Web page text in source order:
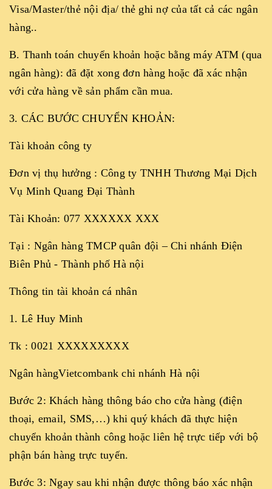
Visa/Master/thẻ nội địa/ thẻ ghi nợ của tất cả các ngân
hàng..
B. Thanh toán chuyển khoản hoặc bằng máy ATM (qua
ngân hàng): đã đặt xong đơn hàng hoặc đã xác nhận
với cửa hàng về sản phẩm cần mua.
3. CÁC BƯỚC CHUYỂN KHOẢN:
Tài khoản công ty
Đơn vị thụ hưởng : Công ty TNHH Thương Mại Dịch
Vụ Minh Quang Đại Thành
Tài Khoản: 077 XXXXXX XXX
Tại : Ngân hàng TMCP quân đội – Chi nhánh Điện
Biên Phủ - Thành phố Hà nội
Thông tin tài khoản cá nhân
1. Lê Huy Minh
Tk : 0021 XXXXXXXXX
Ngân hàngVietcombank chi nhánh Hà nội
Bước 2: Khách hàng thông báo cho cửa hàng (điện
thoại, email, SMS,…) khi quý khách đã thực hiện
chuyển khoản thành công hoặc liên hệ trực tiếp với bộ
phận bán hàng trực tuyến.
Bước 3: Ngay sau khi nhận được thông báo xác nhận